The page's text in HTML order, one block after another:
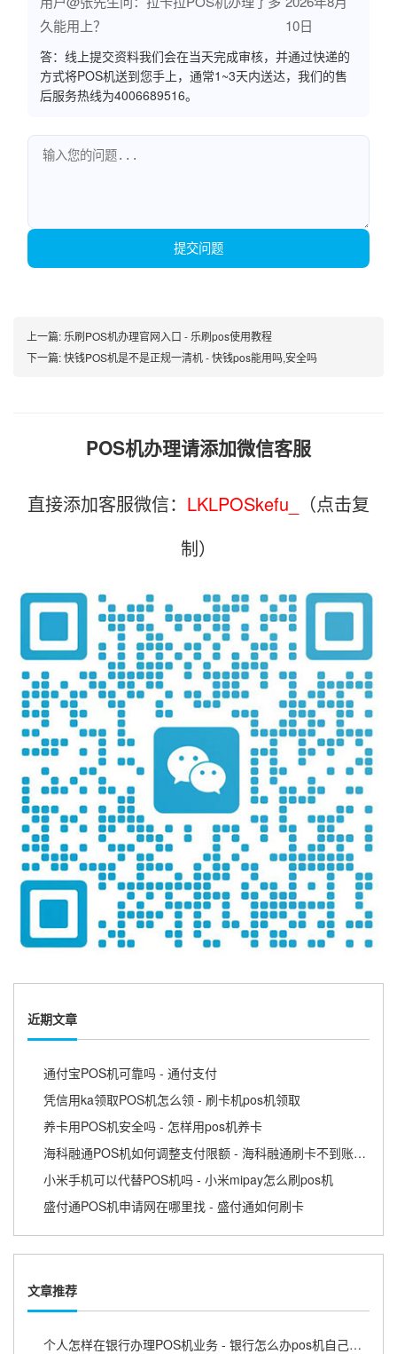
久能用上？
10日
答：线上提交资料我们会在当天完成审核，并通过快递的
方式将POS机送到您手上，通常1~3天内送达，我们的售
后服务热线为4006689516。
提交问题
上一篇: 乐刷POS机办理官网入口 - 乐刷pos使用教程
下一篇:快钱POS机是不是正规一清机 - 快钱pos能用吗,安全吗
POS机办理请添加微信客服
直接添加客服微信： LKLPOSkefu_
（点击复
制）
近期文章
通付宝POS机可靠吗 - 通付支付
凭信用ka领取POS机怎么领 - 刷卡机pos机领取
养卡用POS机安全吗 - 怎样用pos机养卡
海科融通POS机如何调整支付限额 - 海科融通刷卡不到账怎么办
小米手机可以代替POS机吗 - 小米mipay怎么刷pos机
盛付通POS机申请网在哪里找 - 盛付通如何刷卡
文章推荐
个人怎样在银行办理POS机业务 - 银行怎么办pos机自己使用